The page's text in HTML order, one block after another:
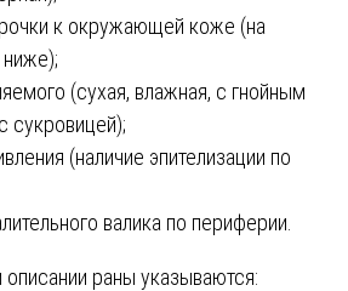
к окружающей коже (на
(сухая, влажная, с гнойным
сукровицей);
(наличие эпителизации по
валика по периферии.
описании раны указываются: